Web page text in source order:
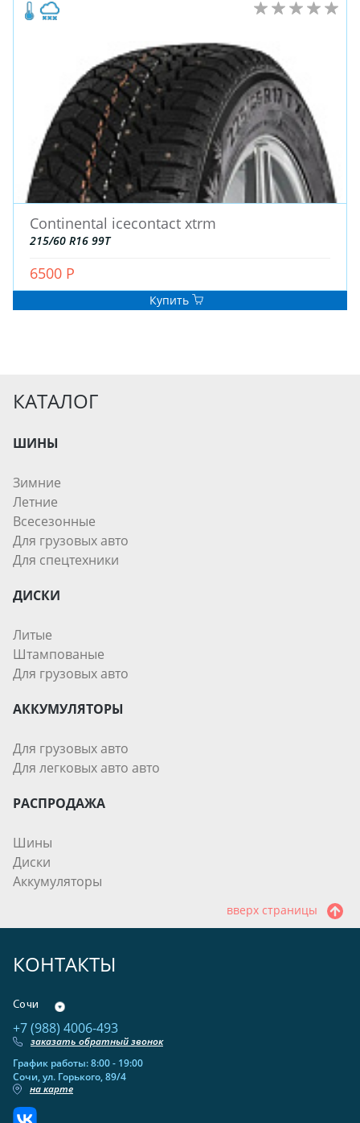
Continental icecontact xtrm
215/60 R16 99T
6500 Р
Купить
КАТАЛОГ
ШИНЫ
Зимние
Летние
Всесезонные
Для грузовых авто
Для спецтехники
ДИСКИ
Литые
Штампованые
Для грузовых авто
АККУМУЛЯТОРЫ
Для грузовых авто
Для легковых авто авто
РАСПРОДАЖА
Шины
Диски
Аккумуляторы
вверх страницы
КОНТАКТЫ
Сочи
+7 (988) 4006-493
заказать обратный звонок
График работы: 8:00 - 19:00
Сочи, ул. Горького, 89/4
на карте